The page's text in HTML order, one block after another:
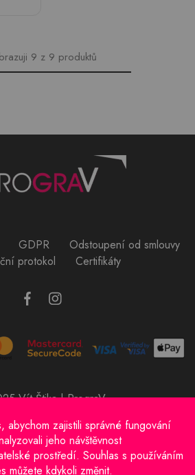
9 z 9 produktů
GDPR
Odstoupení od smlouvy
protokol
Certifikáty
Vít Štika | PrograV
e-shopu: Vít Štika
IČO: 01597833